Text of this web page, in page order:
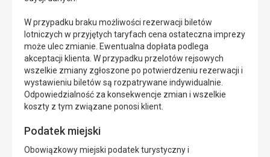
W przypadku braku możliwości rezerwacji biletów
lotniczych w przyjętych taryfach cena ostateczna imprezy
może ulec zmianie. Ewentualna dopłata podlega
akceptacji klienta. W przypadku przelotów rejsowych
wszelkie zmiany zgłoszone po potwierdzeniu rezerwacji i
wystawieniu biletów są rozpatrywane indywidualnie.
Odpowiedzialność za konsekwencje zmian i wszelkie
koszty z tym związane ponosi klient.
Podatek miejski
Obowiązkowy miejski podatek turystyczny i